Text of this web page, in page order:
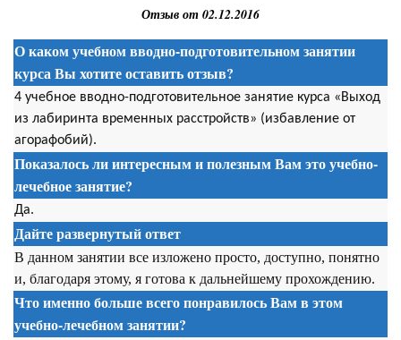
Отзыв от 02.12.2016
О каком учебном вводно-подготовительном занятии
курса Вы хотите оставить отзыв?
4 учебное вводно-подготовительное занятие курса «Выход
из лабиринта временных расстройств» (избавление от
агорафобий).
Показалось ли интересным и полезным Вам это учебно-
лечебное занятие?
Да.
Дайте развернутый ответ
В данном занятии все изложено просто, доступно, понятно
и, благодаря этому, я готова к дальнейшему прохождению.
Что именно больше всего понравилось Вам в этом
учебно-лечебном занятии?